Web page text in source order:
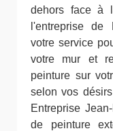
dehors face à
l'entreprise de
votre service
votre mur et
peinture sur
selon vos
Entreprise
de peinture